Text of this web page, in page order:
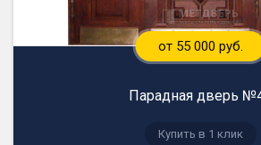
от 55 000 руб.
Парадная дверь
Купить в 1 клик